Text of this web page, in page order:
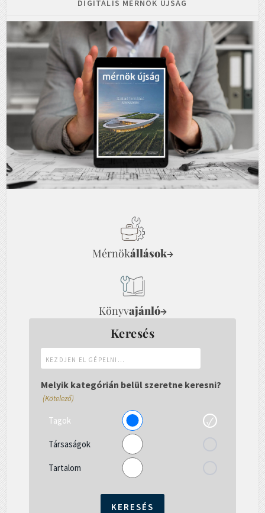
DIGITÁLIS MÉRNÖK ÚJSÁG
Mérnökállások→
Könyvajánló→
Keresés
el
gépelni...
Melyik kategórián belül szeretne keresni?
(Kötelező)
Tagok
Társaságok
Tartalom